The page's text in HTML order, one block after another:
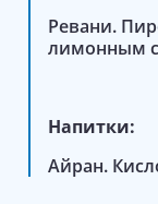
Ревани.
лимонным
Напитки:
Айран.